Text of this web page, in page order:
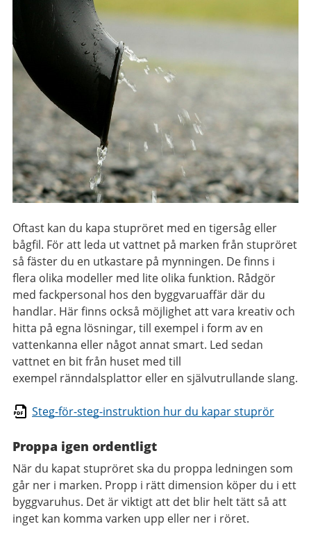
Oftast kan du kapa stupröret med en tigersåg eller
bågfil. För att leda ut vattnet på marken från stupröret
så fäster du en utkastare på mynningen. De finns i
flera olika modeller med lite olika funktion. Rådgör
med fackpersonal hos den byggvaruaffär där du
handlar. Här finns också möjlighet att vara kreativ och
hitta på egna lösningar, till exempel i form av en
vattenkanna eller något annat smart. Led sedan
vattnet en bit från huset med till
exempel ränndalsplattor eller en självutrullande slang.
Steg-för-steg-instruktion hur du kapar stuprör
Proppa igen ordentligt
När du kapat stupröret ska du proppa ledningen som
går ner i marken. Propp i rätt dimension köper du i ett
byggvaruhus. Det är viktigt att det blir helt tätt så att
inget kan komma varken upp eller ner i röret.